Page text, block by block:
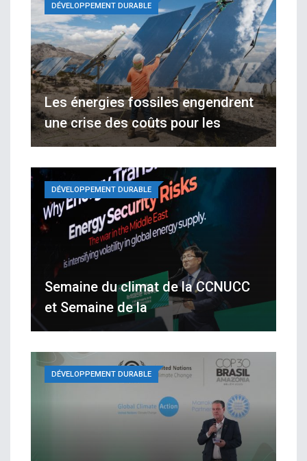
Les énergies fossiles engendrent
une crise des coûts pour les
DÉVELOPPEMENT DURABLE
Semaine du climat de la CCNUCC
et Semaine de la
DÉVELOPPEMENT DURABLE
DÉVELOPPEMENT DURABLE